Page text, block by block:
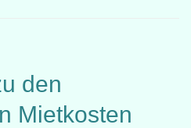
den
Mietkosten